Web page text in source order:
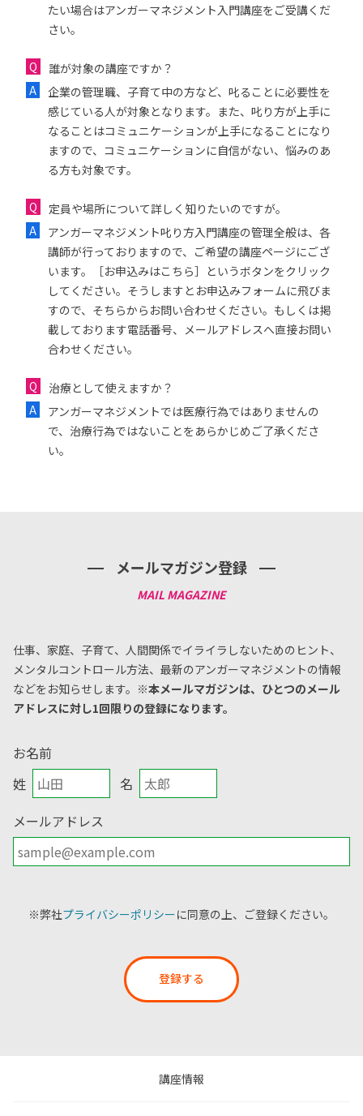
たい場合はアンガーマネジメント入門講座をご受講くだ
さい。
誰が対象の講座ですか？
企業の管理職、子育て中の方など、叱ることに必要性を
感じている人が対象となります。また、叱り方が上手に
なることはコミュニケーションが上手になることになり
ますので、コミュニケーションに自信がない、悩みのあ
る方も対象です。
定員や場所について詳しく知りたいのですが。
アンガーマネジメント叱り方入門講座の管理全般は、各
講師が行っておりますので、ご希望の講座ページにござ
います。［お申込みはこちら］というボタンをクリック
してください。そうしますとお申込みフォームに飛びま
すので、そちらからお問い合わせください。もしくは掲
載しております電話番号、メールアドレスへ直接お問い
合わせください。
治療として使えますか？
アンガーマネジメントでは医療行為ではありませんの
で、治療行為ではないことをあらかじめご了承くださ
い。
メールマガジン登録
仕事、家庭、子育て、人間関係でイライラしないためのヒント、
メンタルコントロール方法、 最新のアンガーマネジメントの情報
などをお知らせします。 ※本メールマガジンは、ひとつのメール
アドレスに対し1回限りの登録になります。
お名前
姓
名
メールアドレス
※弊社プライバシーポリシーに同意の上、ご登録ください。
登録する
講座情報